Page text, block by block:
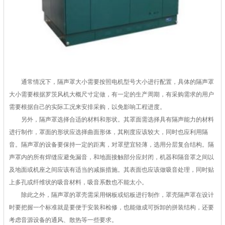
通常情况下，隔声罩大小需要按照电机型号大小进行配置，具体的隔声罩
大小需要根据罗茨风机大概尺寸定做，有一定的生产周期，有采购需求的用户
需要根据自己的实际工况来安排采购，以免影响工程进度。
另外，隔声罩选择合适的材料和形状。其罩面需选择具有隔声能力的材料
进行制作，罩面的形状应选择曲面形体，其刚度应该较大，同时也应利用隔
音。隔声罩的设备要保持一定的距离，对罩壁宜轻薄，选用分层复合结构。隔
声罩内的所有焊缝应避免漏音，和地面接触部分应封闭，机器和隔音罩之间以
及地面或机座之间应该有适当的减振措施。其表面也应该做吸音处理，同时贴
上多孔或纤维状的吸音材料，吸音系数也不能太小。
除此之外，隔声罩的罩壳需采用钢板或铝板进行制作，罩壳隔声罩在设计
时要把握一个标准就是要便于安装和检修，也能做成可拆卸的拼装结构，还要
考虑音源设备的通风、散热等一些要求。